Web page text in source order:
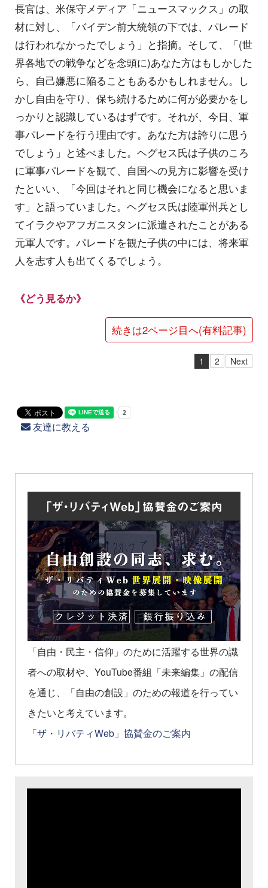
長官は、米保守メディア「ニュースマックス」の取
材に対し、「バイデン前大統領の下では、パレード
は行われなかったでしょう」と指摘。そして、「(世
界各地での戦争などを念頭に)あなた方はもしかした
ら、自己嫌悪に陥ることもあるかもしれません。し
かし自由を守り、保ち続けるために何が必要かをし
っかりと認識しているはずです。それが、今日、軍
事パレードを行う理由です。あなた方は誇りに思う
でしょう」と述べました。ヘグセス氏は子供のころ
に軍事パレードを観て、自国への見方に影響を受け
たといい、「今回はそれと同じ機会になると思いま
す」と語っていました。ヘグセス氏は陸軍州兵とし
てイラクやアフガニスタンに派遣されたことがある
元軍人です。パレードを観た子供の中には、将来軍
人を志す人も出てくるでしょう。
《どう見るか》
続きは2ページ目へ(有料記事)
1 2 Next
友達に教える
「自由・民主・信仰」のために活躍する世界の識
者への取材や、YouTube番組「未来編集」の配信
を通じ、「自由の創設」のための報道を行ってい
きたいと考えています。
「ザ・リバティWeb」協賛金のご案内